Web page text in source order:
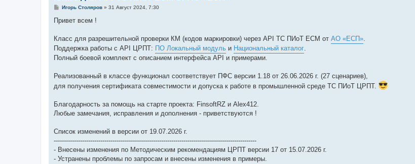
С
о
е
и
Игорь Столяров» 31 Август 2024, 7:30
Привет всем !
Класс для разрешительной проверки КМ (кодов маркировки) через API ТС ПИоТ ЕСМ от АО «ЕСП».
Поддержка работы с API ЦРПТ: ПО Локальный модуль и Национальный каталог.
Полный боевой комплект с описанием интерфейса API и примерами.
Реализованный в классе функционал соответствует ПФС версии 1.18 от 26.06.2026 г. (27 сценариев),
для получения сертификата совместимости и допуска к работе в промышленной среде ТС ПИоТ ЦРПТ.
Благодарность за помощь на старте проекта: FinsoftRZ и Alex412.
Любые замечания, исправления и дополнения - приветствуются !
Список изменений в версии от 19.07.2026 г.
----------------------------------------------------------------------------------------------------
- Внесены изменения по Методическим рекомендациям ЦРПТ версии 17 от 15.07.2026 г.
- Устранены проблемы по запросам и внесены изменения в примеры.